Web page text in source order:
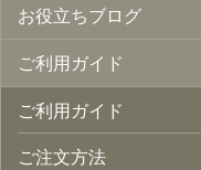
お役立ちブログ
ご利用ガイド
ご利用ガイド
ご注文方法